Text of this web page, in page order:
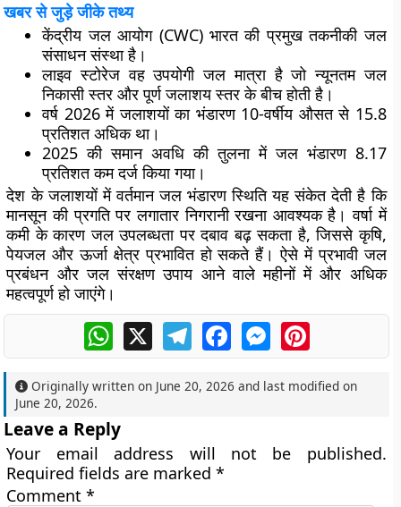
खबर से जुड़े जीके तथ्य
केंद्रीय जल आयोग (CWC) भारत की प्रमुख तकनीकी जल
संसाधन संस्था है।
लाइव स्टोरेज वह उपयोगी जल मात्रा है जो न्यूनतम जल
निकासी स्तर और पूर्ण जलाशय स्तर के बीच होती है।
वर्ष 2026 में जलाशयों का भंडारण 10-वर्षीय औसत से 15.8
प्रतिशत अधिक था।
2025 की समान अवधि की तुलना में जल भंडारण 8.17
प्रतिशत कम दर्ज किया गया।
देश के जलाशयों में वर्तमान जल भंडारण स्थिति यह संकेत देती है कि
मानसून की प्रगति पर लगातार निगरानी रखना आवश्यक है। वर्षा में
कमी के कारण जल उपलब्धता पर दबाव बढ़ सकता है, जिससे कृषि,
पेयजल और ऊर्जा क्षेत्र प्रभावित हो सकते हैं। ऐसे में प्रभावी जल
प्रबंधन और जल संरक्षण उपाय आने वाले महीनों में और अधिक
महत्वपूर्ण हो जाएंगे।
WhatsApp
X TelegramFacebookMessengerPinterest
Originally written on June 20, 2026 and last modified on
June 20, 2026.
Leave a Reply
Your email address will not be published.
Required fields are marked*
Comment*